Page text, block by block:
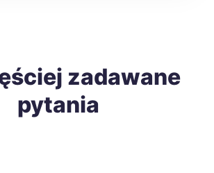
41 zł
zadawane
pytania